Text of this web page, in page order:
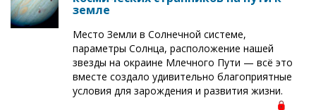
земле
Место Земли в Солнечной системе,
параметры Солнца, расположение нашей
звезды на окраине Млечного Пути — всё это
вместе создало удивительно благоприятные
условия для зарождения и развития жизни.